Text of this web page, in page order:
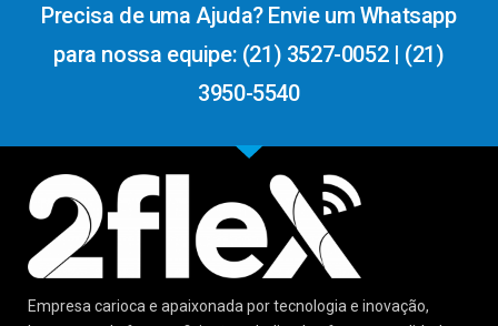
Precisa de uma Ajuda? Envie um Whatsapp
para nossa equipe: (21) 3527-0052 | (21)
3950-5540
Empresa carioca e apaixonada por tecnologia e inovação,